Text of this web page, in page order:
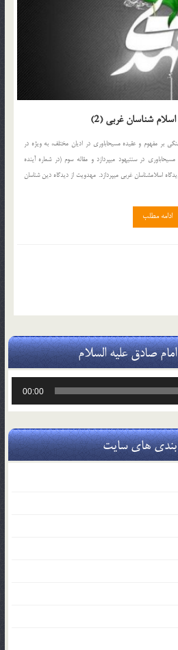
شناسان غربی (2)
بر مفهوم و عقیده مسیحاباوری در ادیان مختلف، به ویژه در
در سنت‏یهود می‏پردازد و مقاله سوم (در شماره آینده
اسلام‏شناسان غربی می‏پردازد. مهدویت از دیدگاه دین‏ شناسان
ادامه مطلب
صادق علیه السلام
00:00
های سایت